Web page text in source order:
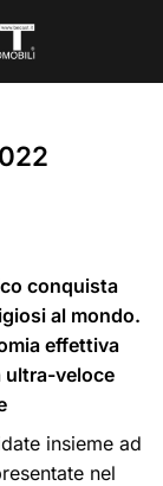
conquista
al mondo.
effettiva
ultra-veloce
insieme ad
nel